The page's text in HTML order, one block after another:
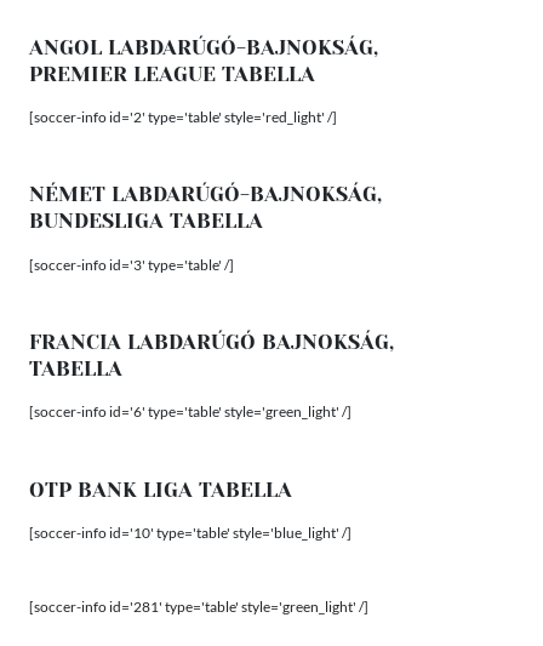
ANGOL LABDARÚGÓ-BAJNOKSÁG,
PREMIER LEAGUE TABELLA
[soccer-info id='2' type='table' style='red_light' /]
NÉMET LABDARÚGÓ-BAJNOKSÁG,
BUNDESLIGA TABELLA
[soccer-info id='3' type='table' /]
FRANCIA LABDARÚGÓ BAJNOKSÁG,
TABELLA
[soccer-info id='6' type='table' style='green_light' /]
OTP BANK LIGA TABELLA
[soccer-info id='10' type='table' style='blue_light' /]
[soccer-info id='281' type='table' style='green_light' /]